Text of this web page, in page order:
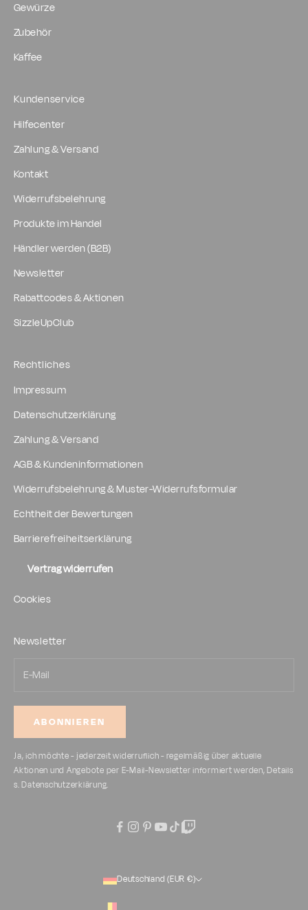
Gewürze
Zubehör
Kaffee
Kundenservice
Hilfecenter
Zahlung & Versand
Kontakt
Widerrufsbelehrung
Produkte im Handel
Händler werden (B2B)
Newsletter
Rabattcodes & Aktionen
SizzleUpClub
Rechtliches
Impressum
Datenschutzerklärung
Zahlung & Versand
AGB & Kundeninformationen
Widerrufsbelehrung & Muster-Widerrufsformular
Echtheit der Bewertungen
Barrierefreiheitserklärung
Vertrag widerrufen
Cookies
Newsletter
ABONNIEREN
Ja, ich möchte - jederzeit widerruflich - regelmäßig über aktuelle
Aktionen und Angebote per E-Mail-Newsletter informiert werden, Details
s.Datenschutzerklärung.
Deutschland (EUR €)